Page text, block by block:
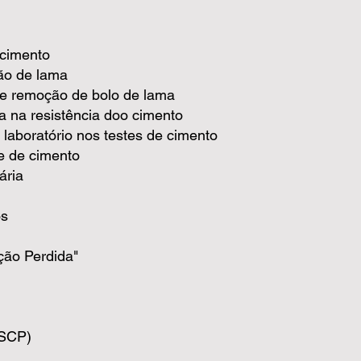
de lama
remoção de bolo de lama
na resistência doo cimento
nos testes de cimento
de cimento
Perdida"